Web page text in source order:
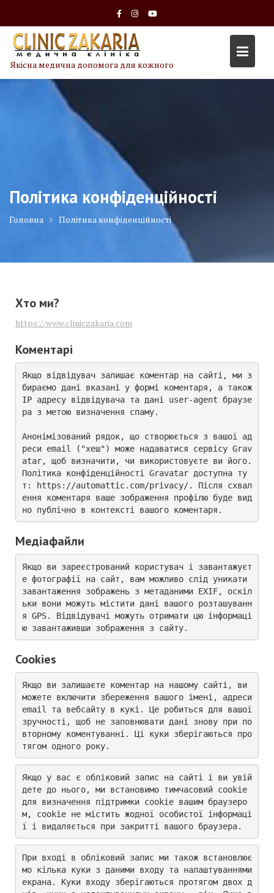
content
Якісна медична допомога для кожного
Політика конфіденційності
Головна Політика конфіденційності
Хто ми?
https://www.cliniczakaria.com
Коментарі
Якщо відвідувач залишає коментар на сайті, ми з
бираємо дані вказані у формі коментаря, а також
IP адресу відвідувача та дані user-agent браузе
ра з метою визначення спаму.
Анонімізований рядок, що створюється з вашої ад
реси email ("хеш") може надаватися сервісу Grav
atar, щоб визначити, чи використовуєте ви його.
Політика конфіденційності Gravatar доступна ту
т: https://automattic.com/privacy/. Після схвал
ення коментаря ваше зображення профілю буде вид
но публічно в контексті вашого коментаря.
Медіафайли
Якщо ви зареєстрований користувач і завантажуєт
е фотографії на сайт, вам можливо слід уникати
завантаження зображень з метаданими EXIF, оскіл
ьки вони можуть містити дані вашого розташуванн
я GPS. Відвідувачі можуть отримати цю інформаці
ю завантаживши зображення з сайту.
Cookies
Якщо ви залишаєте коментар на нашому сайті, ви
можете включити збереження вашого імені, адреси
email та вебсайту в кукі. Це робиться для вашої
зручності, щоб не заповнювати дані знову при по
вторному коментуванні. Ці куки зберігаються про
тягом одного року.
Якщо у вас є обліковий запис на сайті і ви увій
дете до нього, ми встановимо тимчасовий cookie
для визначення підтримки cookie вашим браузеро
м, cookie не містить жодної особистої інформаці
ї і видаляється при закритті вашого браузера.
При вході в обліковий запис ми також встановлює
мо кілька куки з даними входу та налаштуваннями
екрана. Куки входу зберігаються протягом двох д